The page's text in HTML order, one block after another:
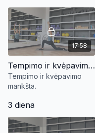
nuraminą protą bei mažina
stresą.
17:58
Tempimo ir kvėpavimo mankšta
Tempimo ir kvėpavimo
mankšta.
3 diena